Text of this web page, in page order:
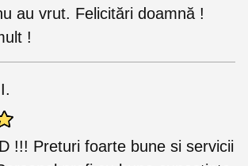
au vrut. Felicitări doamnă !
!
!!! Preturi foarte bune si servicii